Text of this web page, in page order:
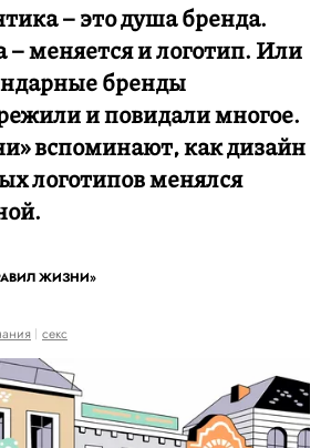
– это душа бренда.
меняется и логотип. Или
бренды
и повидали многое.
вспоминают, как дизайн
логотипов менялся
ЖИЗНИ»
секс